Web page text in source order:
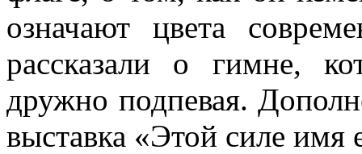
означают цвета
рассказали о гимне,
дружно подпевая.
выставка «Этой силе имя